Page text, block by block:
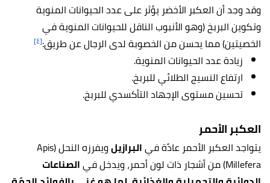
وقد وجد أن العكبر الأخضر يؤثر على عدد الحيوانات المنوية
وتكوين البربخ (وهو الأنبوب الناقل للحيوانات المنوية في
الخصيتين) مما يحسن من الخصوبة لدى الرجال عن طريق:[٤]
زيادة عدد الحيوانات المنوية.
ارتفاع النسيج الطلائي للبربخ.
تحسين مستوى الإجهاد التأكسدي للبربخ.
العكبر الأحمر
يتواجد العكبر الأحمر عادًة فيالبرازيل
ويفرزه النحل (Apis
Millefera) من أشجار ذات لون أحمر، ويدخل في
الصناعات